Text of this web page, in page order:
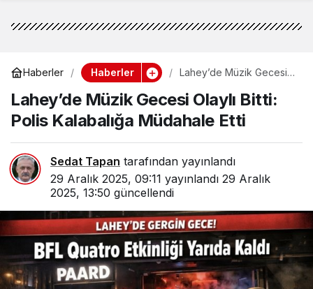
Haberler Haberler
Lahey’de Müzik Gecesi
Kalabalığa Müdahale Etti
Lahey’de Müzik Gecesi Olaylı Bitti:
Polis Kalabalığa Müdahale Etti
Sedat Tapan tarafından yayınlandı
29 Aralık 2025, 09:11 yayınlandı 29 Aralık
2025, 13:50 güncellendi